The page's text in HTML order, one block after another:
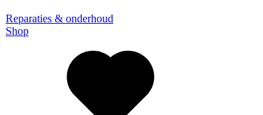
Reparaties & onderhoud
Shop